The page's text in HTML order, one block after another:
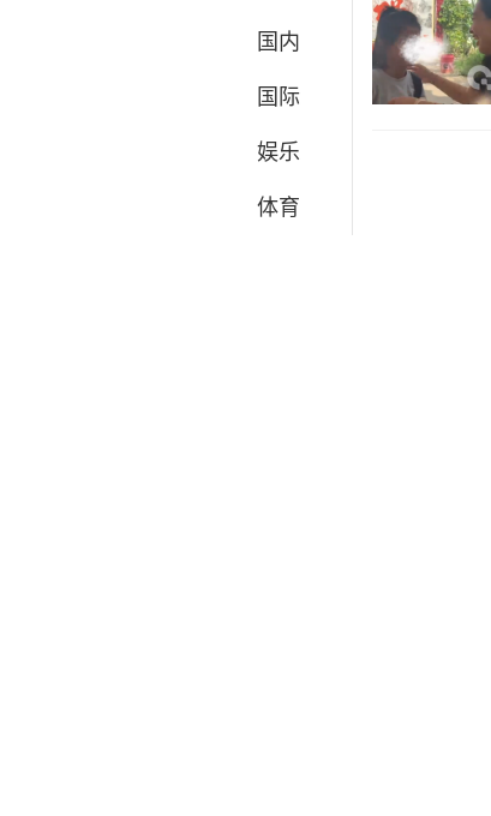
国内
国际
娱乐
体育